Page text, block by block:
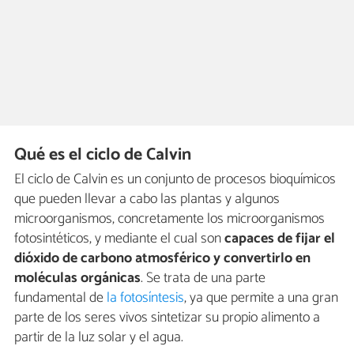
Qué es el ciclo de Calvin
El ciclo de Calvin es un conjunto de procesos bioquímicos
que pueden llevar a cabo las plantas y algunos
microorganismos, concretamente los microorganismos
fotosintéticos, y mediante el cual soncapaces de fijar el
dióxido de carbono atmosférico y convertirlo en
moléculas orgánicas. Se trata de una parte
fundamental dela fotosíntesis, ya que permite a una gran
parte de los seres vivos sintetizar su propio alimento a
partir de la luz solar y el agua.